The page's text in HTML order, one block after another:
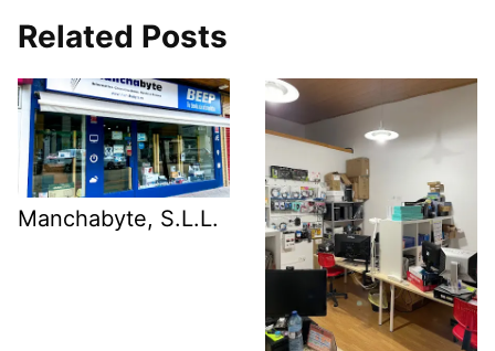
Related Posts
Manchabyte, S.L.L.